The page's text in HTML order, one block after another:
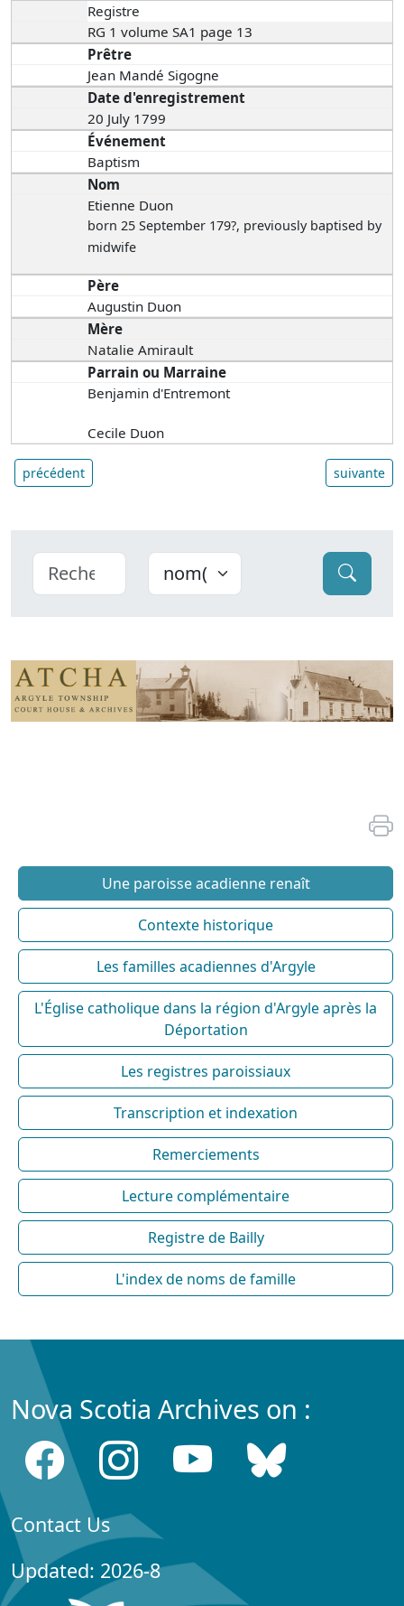
Registre
RG 1 volume SA1 page 13
Prêtre
Jean Mandé Sigogne
Date d'enregistrement
20 July 1799
Événement
Baptism
Nom
Etienne Duon
born 25 September 179?, previously baptised by
midwife
Père
Augustin Duon
Mère
Natalie Amirault
Parrain ou Marraine
Benjamin d'Entremont
Cecile Duon
précédent suivante
Une paroisse acadienne renaît
Contexte historique
Les familles acadiennes d'Argyle
L'Église catholique dans la région d'Argyle après la
Déportation
Les registres paroissiaux
Transcription et indexation
Remerciements
Lecture complémentaire
Registre de Bailly
L'index de noms de famille
Nova Scotia Archives on :
Contact Us
Updated: 2026-8